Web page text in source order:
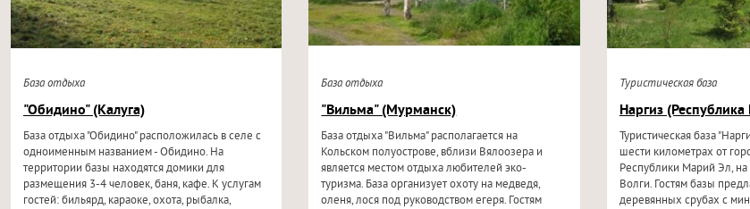
База отдыха
"Обидино" (Калуга)
База отдыха "Обидино" расположилась в селе с
одноименным названием - Обидино. На
территории базы находятся домики для
размещения 3-4 человек, баня, кафе. К услугам
гостей: бильярд, караоке, охота, рыбалка,
База отдыха
"Вильма" (Мурманск)
База отдыха "Вильма" располагается на
Кольском полуострове, вблизи Вялоозера и
является местом отдыха любителей эко-
туризма. База организует охоту на медведя,
оленя, лося под руководством егеря. Гостям
Туристическая база
Наргиз
Туристическая база
шести километрах от
Республики Марий Эл,
Волги. Гостям базы
деревянных срубах с